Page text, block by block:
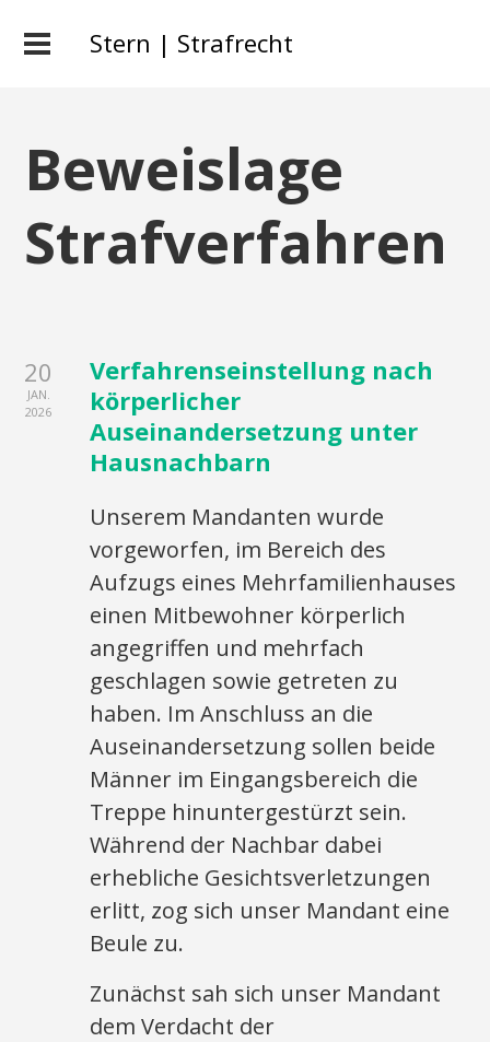
Stern | Strafrecht
Beweislage
Strafverfahren
20
JAN.
2026
Verfahrenseinstellung nach
körperlicher
Auseinandersetzung unter
Hausnachbarn
Unserem Mandanten wurde
vorgeworfen, im Bereich des
Aufzugs eines Mehrfamilienhauses
einen Mitbewohner körperlich
angegriffen und mehrfach
geschlagen sowie getreten zu
haben. Im Anschluss an die
Auseinandersetzung sollen beide
Männer im Eingangsbereich die
Treppe hinuntergestürzt sein.
Während der Nachbar dabei
erhebliche Gesichtsverletzungen
erlitt, zog sich unser Mandant eine
Beule zu.
Zunächst sah sich unser Mandant
dem Verdacht der